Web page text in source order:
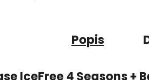
Popis
IceFree 4 Seasons +